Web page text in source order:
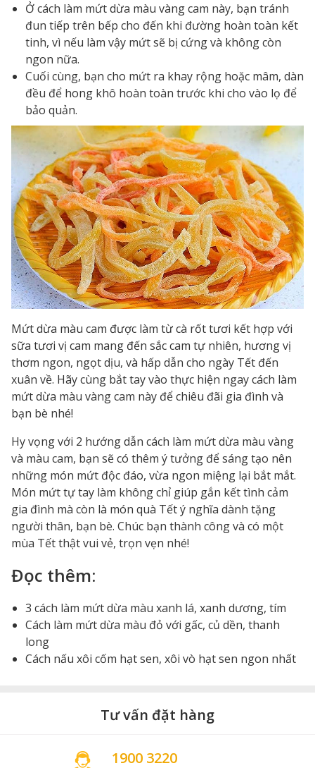
Ở cách làm mứt dừa màu vàng cam này, bạn tránh
đun tiếp trên bếp cho đến khi đường hoàn toàn kết
tinh, vì nếu làm vậy mứt sẽ bị cứng và không còn
ngon nữa.
Cuối cùng, bạn cho mứt ra khay rộng hoặc mâm, dàn
đều để hong khô hoàn toàn trước khi cho vào lọ để
bảo quản.
Mứt dừa màu cam được làm từ cà rốt tươi kết hợp với
sữa tươi vị cam mang đến sắc cam tự nhiên, hương vị
thơm ngon, ngọt dịu, và hấp dẫn cho ngày Tết đến
xuân về. Hãy cùng bắt tay vào thực hiện ngay cách làm
mứt dừa màu vàng cam này để chiêu đãi gia đình và
bạn bè nhé!
Hy vọng với 2 hướng dẫn cách làm mứt dừa màu vàng
và màu cam, bạn sẽ có thêm ý tưởng để sáng tạo nên
những món mứt độc đáo, vừa ngon miệng lại bắt mắt.
Món mứt tự tay làm không chỉ giúp gắn kết tình cảm
gia đình mà còn là món quà Tết ý nghĩa dành tặng
người thân, bạn bè. Chúc bạn thành công và có một
mùa Tết thật vui vẻ, trọn vẹn nhé!
Đọc thêm:
3 cách làm mứt dừa màu xanh lá, xanh dương, tím
Cách làm mứt dừa màu đỏ với gấc, củ dền, thanh
long
Cách nấu xôi cốm hạt sen, xôi vò hạt sen ngon nhất
Tư vấn đặt hàng
1900 3220